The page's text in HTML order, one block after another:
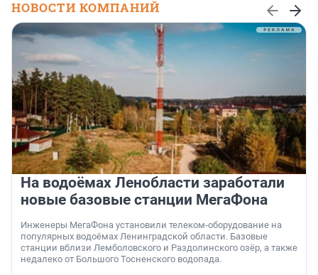
НОВОСТИ КОМПАНИЙ
На водоёмах Ленобласти заработали
новые базовые станции МегаФона
Инженеры МегаФона установили телеком-оборудование на
популярных водоёмах Ленинградской области. Базовые
станции вблизи Лемболовского и Раздолинского озёр, а также
недалеко от Большого Тосненского водопада.